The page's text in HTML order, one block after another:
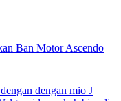
Ban Motor Ascendo
dengan mio J